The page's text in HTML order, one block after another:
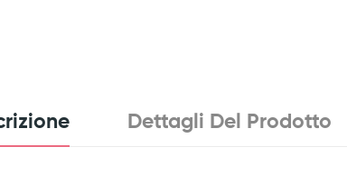
Dettagli Del Prodotto